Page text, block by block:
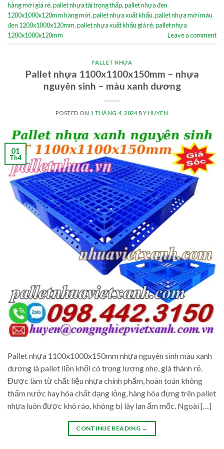
hàng mới giá rẻ,pallet nhựa tải trọng thấp,pallet nhựa đen
1200x1000x120mm hàng mới,pallet nhựa xuất khẩu,pallet nhựa mới màu
đen 1200x1000x120mm,pallet nhựa xuất khẩu giá rẻ,pallet nhựa
1200x1000x120mm
Leave a comment
PALLET NHỰA
Pallet nhựa 1100x1100x150mm – nhựa
nguyên sinh – màu xanh dương
POSTED ON 1 THÁNG 4, 2024BY HUYEN
01
Th4
Pallet nhựa 1100x1000x150mm nhựa nguyên sinh màu xanh
dương là pallet liền khối có trọng lượng nhẹ, giá thành rẻ.
Được làm từ chất liệu nhựa chính phẩm, hoàn toán không
thấm nước hay hóa chất dạng lỏng, hàng hóa đựng trên pallet
nhựa luôn được khô ráo, không bị lây lan ẩm mốc. Ngoài […]
CONTINUE READING →